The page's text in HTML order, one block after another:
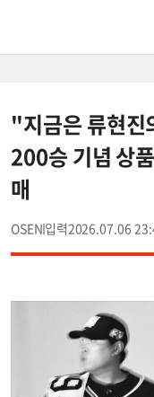
"지금은 류현
200승 기념 상
매
OSEN 2026.07.06